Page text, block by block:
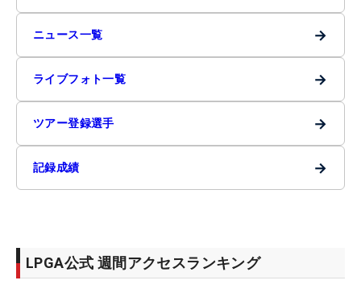
ニュース一覧 →
ライブフォト一覧 →
ツアー登録選手 →
記録成績 →
LPGA公式 週間アクセスランキング